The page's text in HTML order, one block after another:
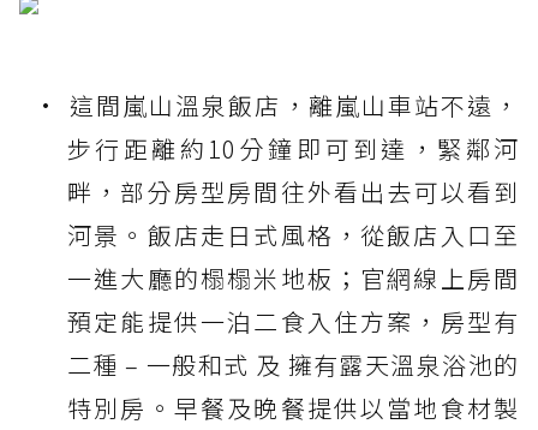
這間嵐山溫泉飯店，離嵐山車站不遠，
步行距離約10分鐘即可到達，緊鄰河
畔，部分房型房間往外看出去可以看到
河景。飯店走日式風格，從飯店入口至
一進大廳的榻榻米地板；官網線上房間
預定能提供一泊二食入住方案，房型有
二種 – 一般和式 及 擁有露天溫泉浴池的
特別房。早餐及晚餐提供以當地食材製